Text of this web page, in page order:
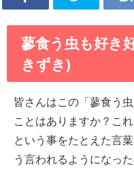
蓼食う虫も好き
きずき)
皆さんはこの「蓼食う
ことはありますか？こ
という事をたとえた言
う言われるようになっ